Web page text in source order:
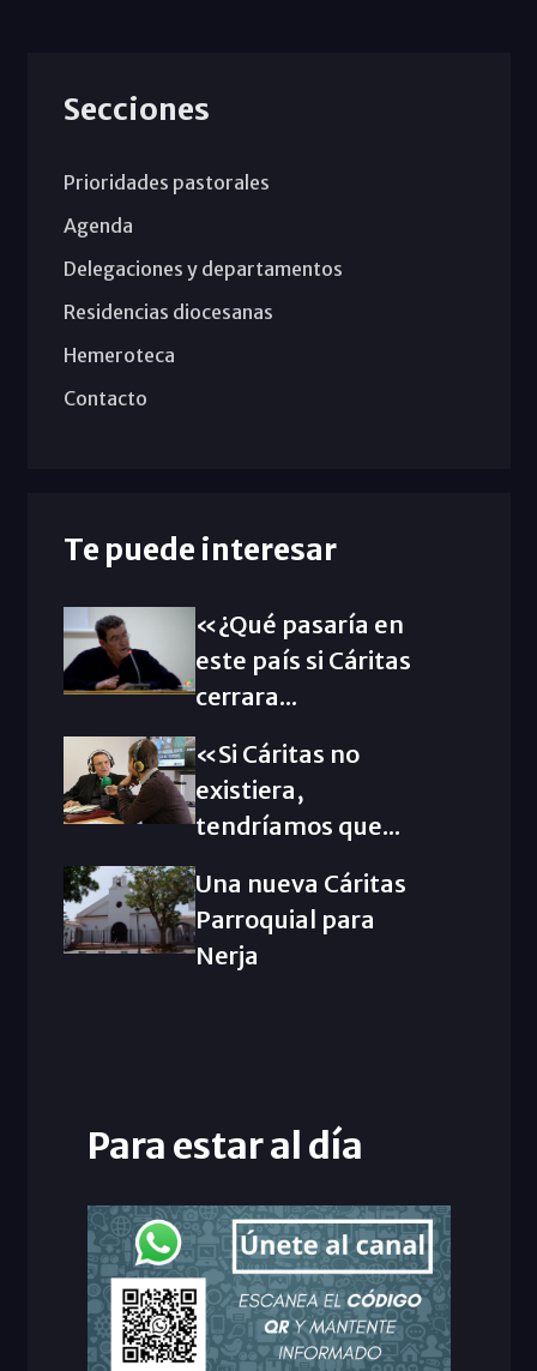
Secciones
Prioridades pastorales
Agenda
Delegaciones y departamentos
Residencias diocesanas
Hemeroteca
Contacto
Te puede interesar
«¿Qué pasaría en
este país si Cáritas
cerrara...
«Si Cáritas no
existiera,
tendríamos que...
Una nueva Cáritas
Parroquial para
Nerja
Para estar al día